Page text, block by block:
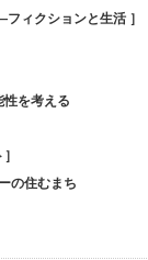
ィクションと生活 ］
を考える
の住むまち